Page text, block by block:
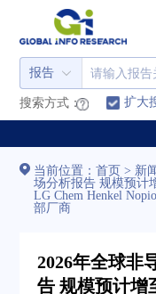
报告
搜索方式： 扩大
当前位置：首页> 新
场分析报告 规模预计
LG Chem Henkel
部厂商
2026年全球非
告 规模预计增